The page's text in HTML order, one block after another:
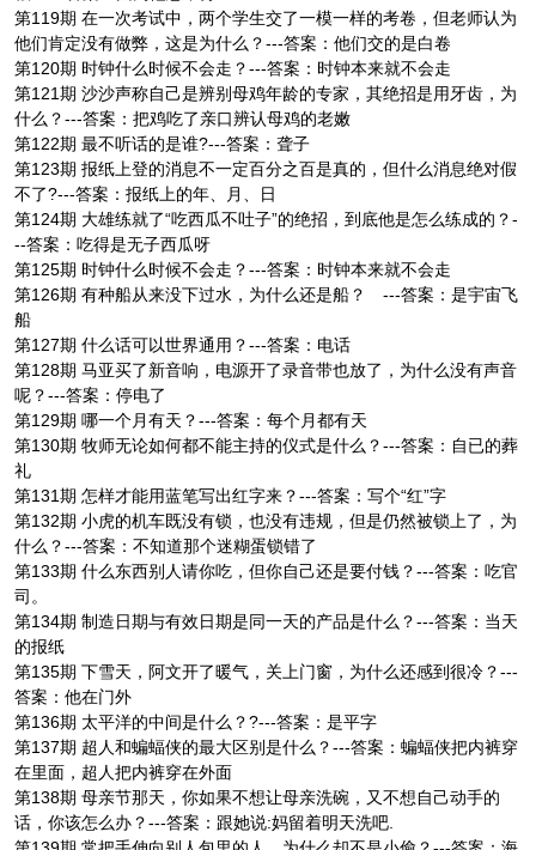
第119期 在一次考试中，两个学生交了一模一样的考卷，但老师认为
他们肯定没有做弊，这是为什么？---答案：他们交的是白卷
第120期 时钟什么时候不会走？---答案：时钟本来就不会走
第121期 沙沙声称自己是辨别母鸡年龄的专家，其绝招是用牙齿，为
什么？---答案：把鸡吃了亲口辨认母鸡的老嫩
第122期 最不听话的是谁?---答案：聋子
第123期 报纸上登的消息不一定百分之百是真的，但什么消息绝对假
不了?---答案：报纸上的年、月、日
第124期 大雄练就了“吃西瓜不吐子”的绝招，到底他是怎么练成的？-
--答案：吃得是无子西瓜呀
第125期 时钟什么时候不会走？---答案：时钟本来就不会走
第126期 有种船从来没下过水，为什么还是船？ ---答案：是宇宙飞
船
第127期 什么话可以世界通用？---答案：电话
第128期 马亚买了新音响，电源开了录音带也放了，为什么没有声音
呢？---答案：停电了
第129期 哪一个月有天？---答案：每个月都有天
第130期 牧师无论如何都不能主持的仪式是什么？---答案：自已的葬
礼
第131期 怎样才能用蓝笔写出红字来？---答案：写个“红”字
第132期 小虎的机车既没有锁，也没有违规，但是仍然被锁上了，为
什么？---答案：不知道那个迷糊蛋锁错了
第133期 什么东西别人请你吃，但你自己还是要付钱？---答案：吃官
司。
第134期 制造日期与有效日期是同一天的产品是什么？---答案：当天
的报纸
第135期 下雪天，阿文开了暖气，关上门窗，为什么还感到很冷？---
答案：他在门外
第136期 太平洋的中间是什么？?---答案：是平字
第137期 超人和蝙蝠侠的最大区别是什么？---答案：蝙蝠侠把内裤穿
在里面，超人把内裤穿在外面
第138期 母亲节那天，你如果不想让母亲洗碗，又不想自己动手的
话，你该怎么办？---答案：跟她说:妈留着明天洗吧.